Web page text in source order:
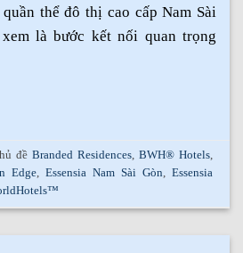
thể đô thị cao cấp Nam Sài
là bước kết nối quan trọng
đề Branded Residences, BWH® Hotels,
Edge, Essensia Nam Sài Gòn, Essensia